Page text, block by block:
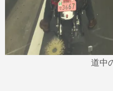
道中